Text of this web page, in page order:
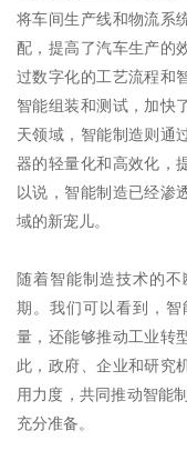
将车间生产线和物流系
配，提高了汽车生产的
过数字化的工艺流程和
智能组装和测试，加快
天领域，智能制造则通
器的轻量化和高效化，
以说，智能制造已经渗
域的新宠儿。
随着智能制造技术的
期。我们可以看到，
量，还能够推动工业转
此，政府、企业和研究
用力度，共同推动智能
充分准备。